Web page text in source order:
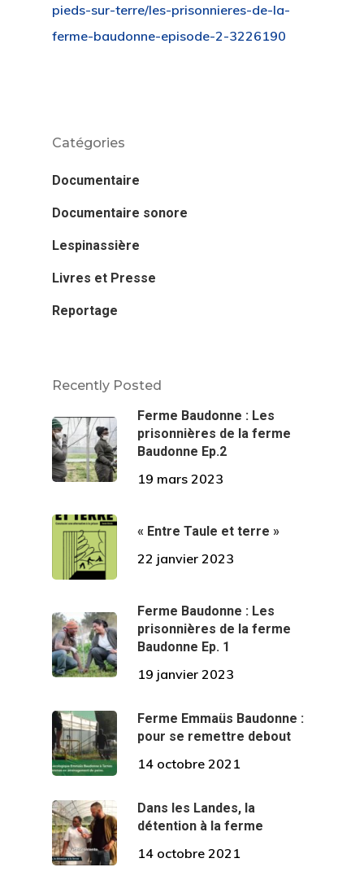
pieds-sur-terre/les-prisonnieres-de-la-
ferme-baudonne-episode-2-3226190
Catégories
Documentaire
Documentaire sonore
Lespinassière
Livres et Presse
Reportage
Recently Posted
Ferme Baudonne : Les
prisonnières de la ferme
Baudonne Ep.2
19 mars 2023
« Entre Taule et terre »
22 janvier 2023
Ferme Baudonne : Les
prisonnières de la ferme
Baudonne Ep. 1
19 janvier 2023
Ferme Emmaüs Baudonne :
pour se remettre debout
14 octobre 2021
Dans les Landes, la
détention à la ferme
14 octobre 2021
Accueil
Le Projet
Nous